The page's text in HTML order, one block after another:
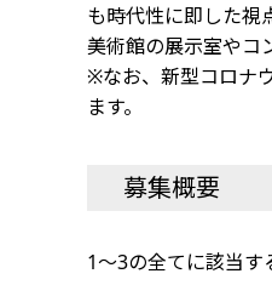
も時代性に即した視
美術館の展示室やコ
※なお、新型コロナ
ます。
募集概要
1～3の全てに該当す